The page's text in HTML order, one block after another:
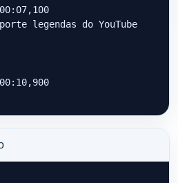
legendas do YouTube